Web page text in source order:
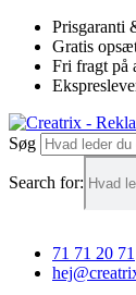
Videre
indhold
Prisgaranti
Gratis
Fri fragt på
Søg
Search for:
71 71 20 71